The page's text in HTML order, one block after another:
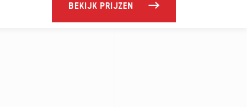
BEKIJK PRIJZEN